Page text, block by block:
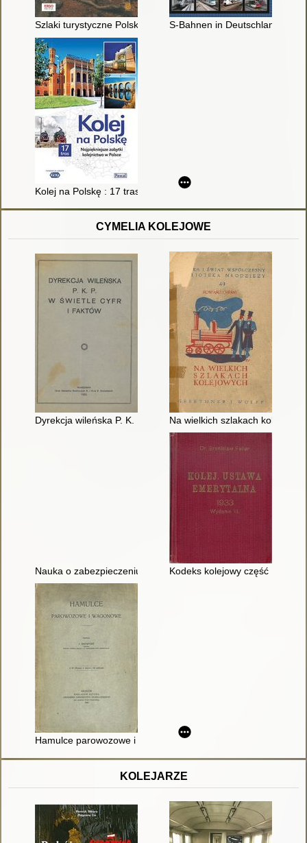
Szlaki turystyczne Polski S-Bahnen in Deutschland :
Kolej na Polskę : 17 tras z najpiękniejszymi zabytkami
CYMELIA KOLEJOWE
Dyrekcja wileńska P. K. P. w świetle cyfr i faktów
Na wielkich szlakach
Nauka o zabezpieczeniu ruchu pociągów : podręcznik dla
Kodeks kolejowy część II
Hamulce parowozowe i wagonowe
KOLEJARZE